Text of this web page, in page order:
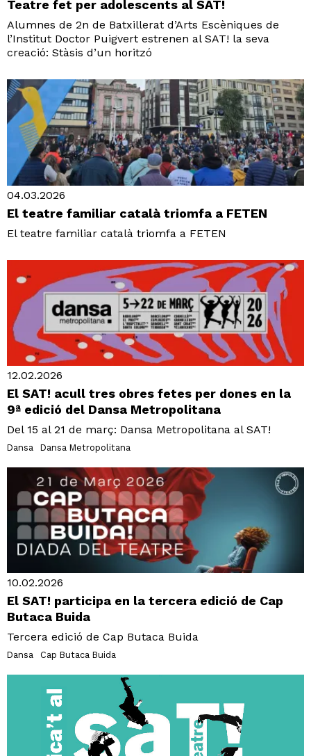
Teatre fet per adolescents al SAT!
Alumnes de 2n de Batxillerat d’Arts Escèniques de
l’Institut Doctor Puigvert estrenen al SAT! la seva
creació: Stàsis d’un horitzó
04.03.2026
El teatre familiar català triomfa a FETEN
El teatre familiar català triomfa a FETEN
12.02.2026
El SAT! acull tres obres fetes per dones en la
9ª edició del Dansa Metropolitana
Del 15 al 21 de març: Dansa Metropolitana al SAT!
Dansa Dansa Metropolitana
10.02.2026
El SAT! participa en la tercera edició de Cap
Butaca Buida
Tercera edició de Cap Butaca Buida
Dansa Cap Butaca Buida